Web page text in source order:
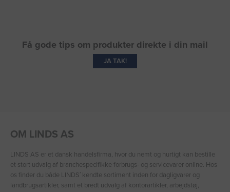
Få gode tips om produkter direkte i din mail
JA TAK!
OM LINDS AS
LINDS AS er et dansk handelsfirma, hvor du nemt og hurtigt kan bestille
et stort udvalg af branchespecifikke forbrugs- og servicevarer online. Hos
os finder du både LINDS′ kendte sortiment inden for dagligvarer og
landbrugsartikler, samt et bredt udvalg af kontorartikler, arbejdstøj,